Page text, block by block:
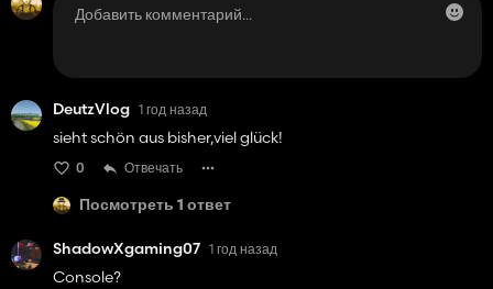
DeutzVlog 1 год назад
sieht schön aus bisher,viel glück!
0 Отвечать
Посмотреть 1 ответ
ShadowXgaming07 1 год назад
Console?